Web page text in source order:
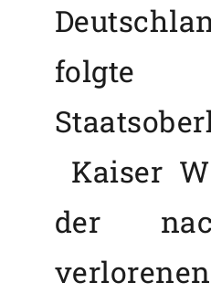
Kaiser
der